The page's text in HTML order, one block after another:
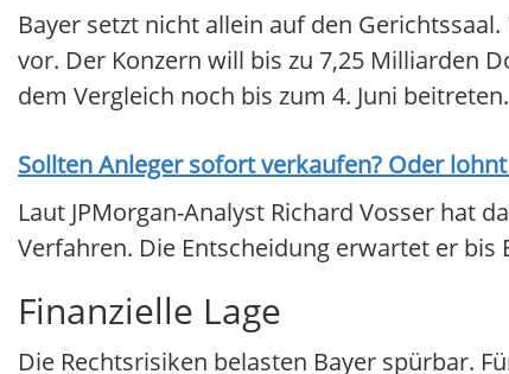
Bayer setzt nicht allein auf den
vor. Der Konzern will bis zu 7,25 Milliarden
dem Vergleich noch bis zum 4. Juni beitreten.
Sollten Anleger sofort verkaufen? Oder
Laut JPMorgan-Analyst Richard Vosser hat
Verfahren. Die Entscheidung erwartet er bis
Finanzielle Lage
Die Rechtsrisiken belasten Bayer spürbar.